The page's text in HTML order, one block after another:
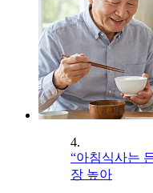
4.
“아침식사는
장 높아